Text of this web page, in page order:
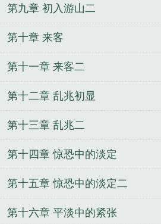
第九章 初入游山二
第十章 来客
第十一章 来客二
第十二章 乱兆初显
第十三章 乱兆二
第十四章 惊恐中的淡定
第十五章 惊恐中的淡定二
第十六章 平淡中的紧张